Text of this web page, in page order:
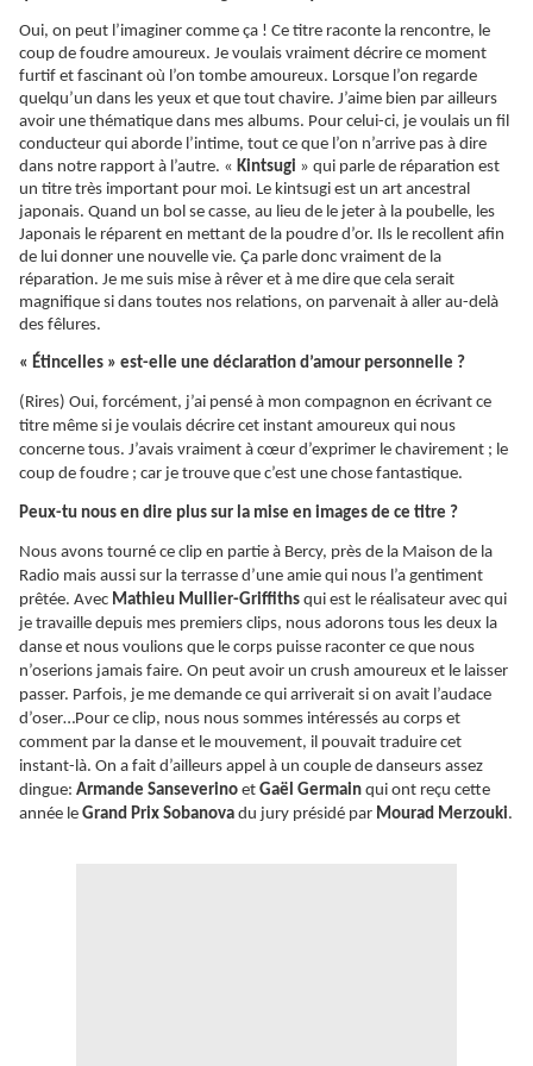
Oui, on peut l’imaginer comme ça ! Ce titre raconte la rencontre, le
coup de foudre amoureux. Je voulais vraiment décrire ce moment
furtif et fascinant où l’on tombe amoureux. Lorsque l’on regarde
quelqu’un dans les yeux et que tout chavire. J’aime bien par ailleurs
avoir une thématique dans mes albums. Pour celui-ci, je voulais un fil
conducteur qui aborde l’intime, tout ce que l’on n’arrive pas à dire
dans notre rapport à l’autre. « Kintsugi » qui parle de réparation est
un titre très important pour moi. Le kintsugi est un art ancestral
japonais. Quand un bol se casse, au lieu de le jeter à la poubelle, les
Japonais le réparent en mettant de la poudre d’or. Ils le recollent afin
de lui donner une nouvelle vie. Ça parle donc vraiment de la
réparation. Je me suis mise à rêver et à me dire que cela serait
magnifique si dans toutes nos relations, on parvenait à aller au-delà
des fêlures.
« Étincelles » est-elle une déclaration d’amour personnelle ?
(Rires) Oui, forcément, j’ai pensé à mon compagnon en écrivant ce
titre même si je voulais décrire cet instant amoureux qui nous
concerne tous. J’avais vraiment à cœur d’exprimer le chavirement ; le
coup de foudre ; car je trouve que c’est une chose fantastique.
Peux-tu nous en dire plus sur la mise en images de ce titre ?
Nous avons tourné ce clip en partie à Bercy, près de la Maison de la
Radio mais aussi sur la terrasse d’une amie qui nous l’a gentiment
prêtée. Avec Mathieu Mullier-Griffiths qui est le réalisateur avec qui
je travaille depuis mes premiers clips, nous adorons tous les deux la
danse et nous voulions que le corps puisse raconter ce que nous
n’oserions jamais faire. On peut avoir un crush amoureux et le laisser
passer. Parfois, je me demande ce qui arriverait si on avait l’audace
d’oser…Pour ce clip, nous nous sommes intéressés au corps et
comment par la danse et le mouvement, il pouvait traduire cet
instant-là. On a fait d’ailleurs appel à un couple de danseurs assez
dingue: Armande Sanseverino et Gaël Germain qui ont reçu cette
année le Grand Prix Sobanova du jury présidé par Mourad Merzouki.